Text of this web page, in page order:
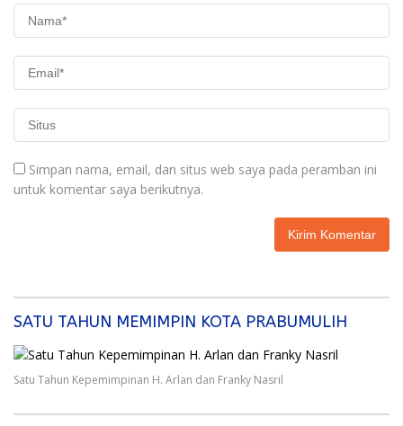
Simpan nama, email, dan situs web saya pada peramban ini
untuk komentar saya berikutnya.
SATU TAHUN MEMIMPIN KOTA PRABUMULIH
Satu Tahun Kepemimpinan H. Arlan dan Franky Nasril